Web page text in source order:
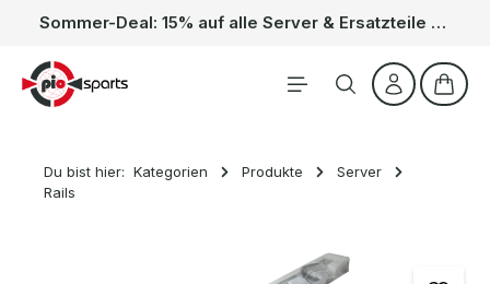
Zum Hauptinhalt springen Sommer-Deal: 15% auf alle Server & Ersatzteile – Kein Code nötig, der Rabatt wird automatisch im Warenkorb abgezogen. Gültig vom 01.06. bis 31.08.
Du bist hier: Kategorien Produkte
Server
Rails